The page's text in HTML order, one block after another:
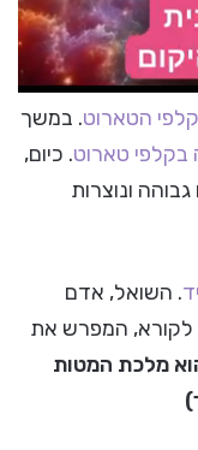
קלפי הטארוט. במשך
בקלפי טארוט. כיום,
ונוצרות
. השואל, אדם
לקורא, המפרש את
מלכת המטות